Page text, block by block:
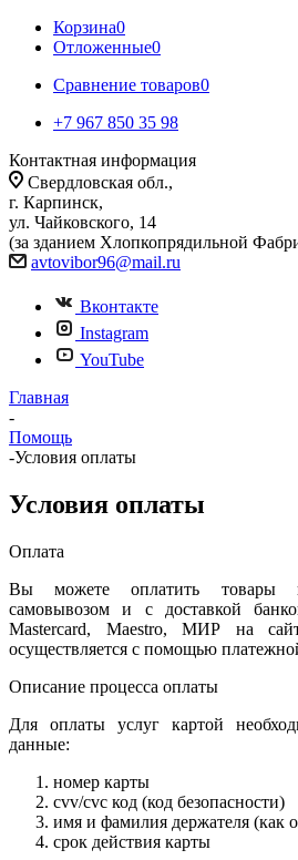
Корзина0
Отложенные0
Сравнение товаров0
+7 967 850 35 98
Контактная информация
Свердловская обл.,
г. Карпинск,
ул. Чайковского, 14
(за зданием Хлопкопрядильной
avtovibor96@mail.ru
Вконтакте
Instagram
YouTube
Главная
-
Помощь
-Условия оплаты
Условия оплаты
Оплата
Вы можете оплатить товары
самовывозом и с доставкой
Mastercard, Maestro, МИР на
осуществляется с помощью
Описание процесса оплаты
Для оплаты услуг картой
данные:
номер карты
cvv/сvc код (код безопасности)
имя и фамилия держателя (как
срок действия карты